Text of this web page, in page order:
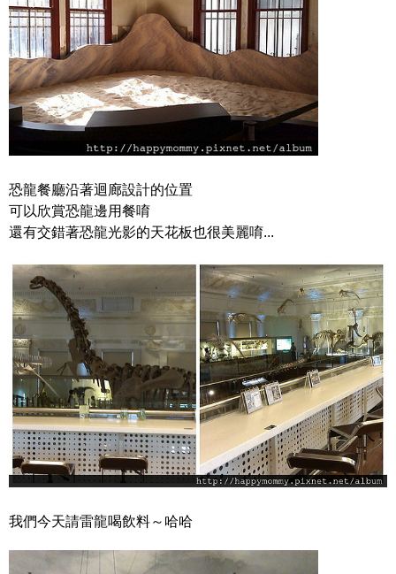
恐龍餐廳沿著迴廊設計的位置
可以欣賞恐龍邊用餐唷
還有交錯著恐龍光影的天花板也很美麗唷...
我們今天請雷龍喝飲料～哈哈